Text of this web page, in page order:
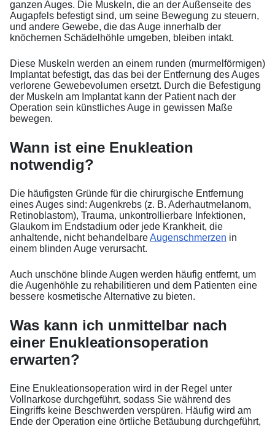
ganzen Auges. Die Muskeln, die an der Außenseite des
Augapfels befestigt sind, um seine Bewegung zu steuern,
und andere Gewebe, die das Auge innerhalb der
knöchernen Schädelhöhle umgeben, bleiben intakt.
Diese Muskeln werden an einem runden (murmelförmigen)
Implantat befestigt, das das bei der Entfernung des Auges
verlorene Gewebevolumen ersetzt. Durch die Befestigung
der Muskeln am Implantat kann der Patient nach der
Operation sein künstliches Auge in gewissen Maße
bewegen.
Wann ist eine Enukleation
notwendig?
Die häufigsten Gründe für die chirurgische Entfernung
eines Auges sind: Augenkrebs (z. B. Aderhautmelanom,
Retinoblastom), Trauma, unkontrollierbare Infektionen,
Glaukom im Endstadium oder jede Krankheit, die
anhaltende, nicht behandelbareAugenschmerzen in
einem blinden Auge verursacht.
Auch unschöne blinde Augen werden häufig entfernt, um
die Augenhöhle zu rehabilitieren und dem Patienten eine
bessere kosmetische Alternative zu bieten.
Was kann ich unmittelbar nach
einer Enukleationsoperation
erwarten?
Eine Enukleationsoperation wird in der Regel unter
Vollnarkose durchgeführt, sodass Sie während des
Eingriffs keine Beschwerden verspüren. Häufig wird am
Ende der Operation eine örtliche Betäubung durchgeführt,